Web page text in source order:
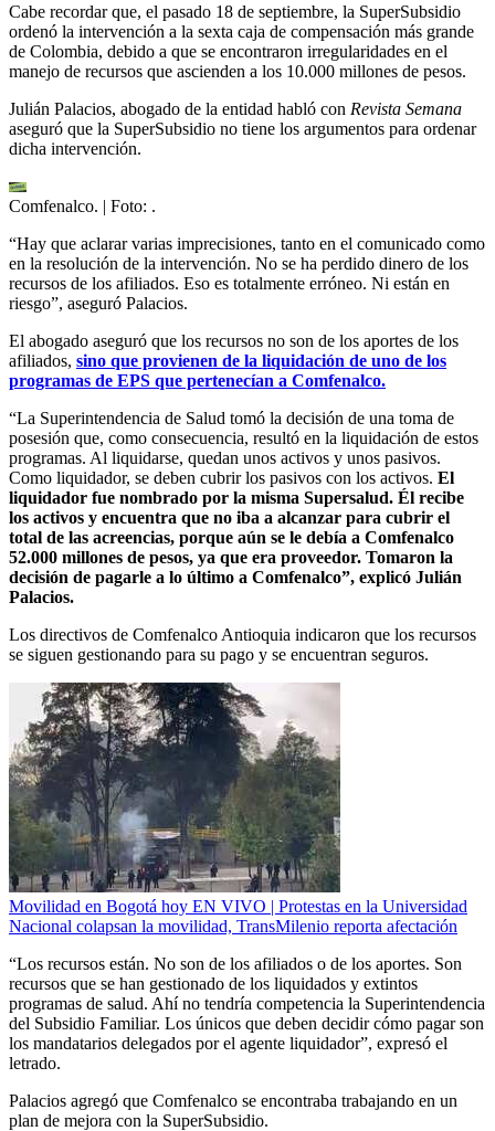
Cabe recordar que, el pasado 18 de septiembre, la SuperSubsidio
ordenó la intervención a la sexta caja de compensación más grande
de Colombia, debido a que se encontraron irregularidades en el
manejo de recursos que ascienden a los 10.000 millones de pesos.
Julián Palacios, abogado de la entidad habló con Revista Semana
aseguró que la SuperSubsidio no tiene los argumentos para ordenar
dicha intervención.
Comfenalco. | Foto: .
“Hay que aclarar varias imprecisiones, tanto en el comunicado como
en la resolución de la intervención. No se ha perdido dinero de los
recursos de los afiliados. Eso es totalmente erróneo. Ni están en
riesgo”, aseguró Palacios.
El abogado aseguró que los recursos no son de los aportes de los
afiliados, sino que provienen de la liquidación de uno de los
programas de EPS que pertenecían a Comfenalco.
“La Superintendencia de Salud tomó la decisión de una toma de
posesión que, como consecuencia, resultó en la liquidación de estos
programas. Al liquidarse, quedan unos activos y unos pasivos.
Como liquidador, se deben cubrir los pasivos con los activos. El
liquidador fue nombrado por la misma Supersalud. Él recibe
los activos y encuentra que no iba a alcanzar para cubrir el
total de las acreencias, porque aún se le debía a Comfenalco
52.000 millones de pesos, ya que era proveedor. Tomaron la
decisión de pagarle a lo último a Comfenalco”, explicó Julián
Palacios.
Los directivos de Comfenalco Antioquia indicaron que los recursos
se siguen gestionando para su pago y se encuentran seguros.
Movilidad en Bogotá hoy EN VIVO | Protestas en la Universidad
Nacional colapsan la movilidad, TransMilenio reporta afectación
“Los recursos están. No son de los afiliados o de los aportes. Son
recursos que se han gestionado de los liquidados y extintos
programas de salud. Ahí no tendría competencia la Superintendencia
del Subsidio Familiar. Los únicos que deben decidir cómo pagar son
los mandatarios delegados por el agente liquidador”, expresó el
letrado.
Palacios agregó que Comfenalco se encontraba trabajando en un
plan de mejora con la SuperSubsidio.